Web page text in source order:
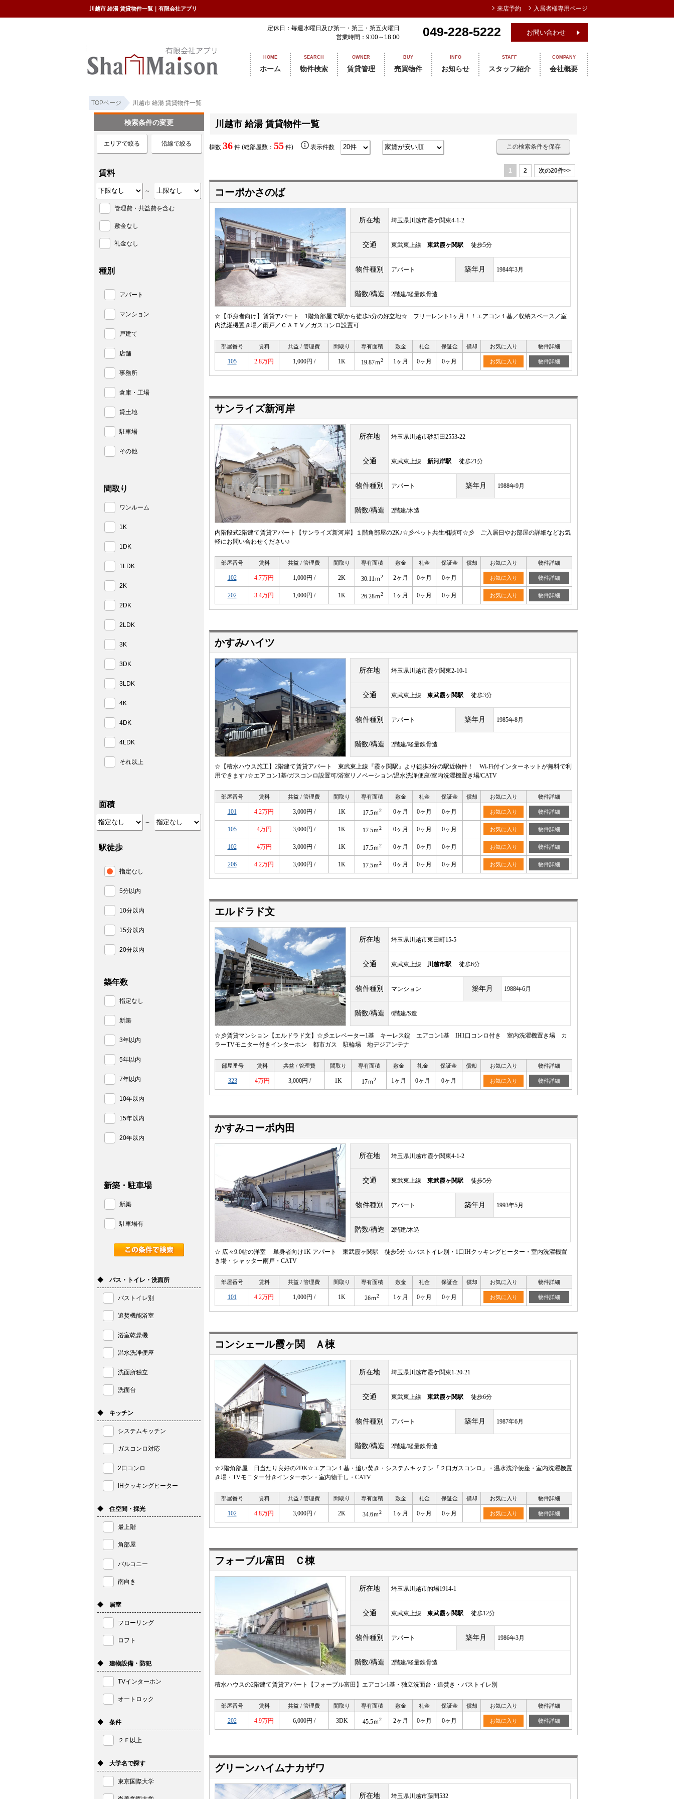
川越市 給湯 賃貸物件一覧｜有限会社アプリ
定休日：毎週水曜日及び第一・第三・第五火曜日
営業時間：9:00～18:00
049-228-5222 お問い合わせ
HOME
ホーム
SEARCH
物件検索
OWNER
賃貸管理
BUY
売買物件
INFO
お知らせ
STAFF
スタッフ紹介
COMPANY
会社概要
TOPページ 川越市 給湯 賃貸物件一覧
川越市 給湯 賃貸物件一覧
棟数 36 件 (総部屋数： 55 件) 表示件数 この検索条件を保存
1 2 次の20件>>
コーポかさのば
所在地 埼玉県川越市霞ケ関東4-1-2
交通 東武東上線 東武霞ヶ関駅 徒歩5分
物件種別 アパート 築年月 1984年3月
階数/構造 2階建/軽量鉄骨造
☆【単身者向け】賃貸アパート 1階角部屋で駅から徒歩5分の好立地☆ フリーレント1ヶ月！！エアコン１基／収納スペース／室
内洗濯機置き場／雨戸／ＣＡＴＶ／ガスコンロ設置可
部屋番号 賃料 共益 / 管理費 間取り 専有面積 敷金 礼金 保証金 償却 お気に入り 物件詳細
105 2.8万円 1,000円 / 1K 19.87ｍ2 1ヶ月 0ヶ月 0ヶ月 お気に入り 物件詳細
サンライズ新河岸
所在地 埼玉県川越市砂新田2553-22
交通 東武東上線 新河岸駅 徒歩21分
物件種別 アパート 築年月 1988年9月
階数/構造 2階建/木造
内階段式2階建て賃貸アパート【サンライズ新河岸】１階角部屋の2K♪☆彡ペット共生相談可☆彡 ご入居日やお部屋の詳細などお気
軽にお問い合わせください♪
部屋番号 賃料 共益 / 管理費 間取り 専有面積 敷金 礼金 保証金 償却 お気に入り 物件詳細
102 4.7万円 1,000円 / 2K 30.11ｍ2 2ヶ月 0ヶ月 0ヶ月 お気に入り 物件詳細
202 3.4万円 1,000円 / 1K 26.28ｍ2 1ヶ月 0ヶ月 0ヶ月 お気に入り 物件詳細
かすみハイツ
所在地 埼玉県川越市霞ケ関東2-10-1
交通 東武東上線 東武霞ヶ関駅 徒歩3分
物件種別 アパート 築年月 1985年8月
階数/構造 2階建/軽量鉄骨造
☆【積水ハウス施工】2階建て賃貸アパート 東武東上線『霞ヶ関駅』より徒歩3分の駅近物件！ Wi-Fi付インターネットが無料で利
用できます♪☆エアコン1基/ガスコンロ設置可/浴室リノベーション/温水洗浄便座/室内洗濯機置き場/CATV
部屋番号 賃料 共益 / 管理費 間取り 専有面積 敷金 礼金 保証金 償却 お気に入り 物件詳細
101 4.2万円 3,000円 / 1K 17.5ｍ2 0ヶ月 0ヶ月 0ヶ月 お気に入り 物件詳細
105 4万円 3,000円 / 1K 17.5ｍ2 0ヶ月 0ヶ月 0ヶ月 お気に入り 物件詳細
102 4万円 3,000円 / 1K 17.5ｍ2 0ヶ月 0ヶ月 0ヶ月 お気に入り 物件詳細
206 4.2万円 3,000円 / 1K 17.5ｍ2 0ヶ月 0ヶ月 0ヶ月 お気に入り 物件詳細
エルドラド文
所在地 埼玉県川越市東田町15-5
交通 東武東上線 川越市駅 徒歩6分
物件種別 マンション 築年月 1988年6月
階数/構造 6階建/S造
☆彡賃貸マンション【エルドラド文】☆彡エレベーター1基 キーレス錠 エアコン1基 IH1口コンロ付き 室内洗濯機置き場 カ
ラーTVモニター付きインターホン 都市ガス 駐輪場 地デジアンテナ
部屋番号 賃料 共益 / 管理費 間取り 専有面積 敷金 礼金 保証金 償却 お気に入り 物件詳細
323 4万円 3,000円 / 1K 17ｍ2 1ヶ月 0ヶ月 0ヶ月 お気に入り 物件詳細
かすみコーポ内田
所在地 埼玉県川越市霞ケ関東4-1-2
交通 東武東上線 東武霞ヶ関駅 徒歩5分
物件種別 アパート 築年月 1993年5月
階数/構造 2階建/木造
☆ 広々9.0帖の洋室 単身者向け1K アパート 東武霞ヶ関駅 徒歩5分 ☆バストイレ別・1口IHクッキングヒーター・室内洗濯機置
き場・シャッター雨戸・CATV
部屋番号 賃料 共益 / 管理費 間取り 専有面積 敷金 礼金 保証金 償却 お気に入り 物件詳細
101 4.2万円 1,000円 / 1K 26ｍ2 1ヶ月 0ヶ月 0ヶ月 お気に入り 物件詳細
コンシェール霞ヶ関 Ａ棟
所在地 埼玉県川越市霞ケ関東1-20-21
交通 東武東上線 東武霞ヶ関駅 徒歩6分
物件種別 アパート 築年月 1987年6月
階数/構造 2階建/軽量鉄骨造
☆2階角部屋 日当たり良好の2DK☆エアコン１基・追い焚き・システムキッチン「２口ガスコンロ」・温水洗浄便座・室内洗濯機置
き場・TVモニター付きインターホン・室内物干し・CATV
部屋番号 賃料 共益 / 管理費 間取り 専有面積 敷金 礼金 保証金 償却 お気に入り 物件詳細
102 4.8万円 3,000円 / 2K 34.6ｍ2 1ヶ月 0ヶ月 0ヶ月 お気に入り 物件詳細
フォーブル富田 Ｃ棟
所在地 埼玉県川越市的場1914-1
交通 東武東上線 東武霞ヶ関駅 徒歩12分
物件種別 アパート 築年月 1986年3月
階数/構造 2階建/軽量鉄骨造
積水ハウスの2階建て賃貸アパート【フォーブル富田】エアコン1基・独立洗面台・追焚き・バストイレ別
部屋番号 賃料 共益 / 管理費 間取り 専有面積 敷金 礼金 保証金 償却 お気に入り 物件詳細
202 4.9万円 6,000円 / 3DK 45.5ｍ2 2ヶ月 0ヶ月 0ヶ月 お気に入り 物件詳細
グリーンハイムナカザワ
所在地 埼玉県川越市藤間532
検索条件の変更
エリアで絞る 沿線で絞る
賃料
～
管理費・共益費を含む
敷金なし
礼金なし
種別
アパート
マンション
戸建て
店舗
事務所
倉庫・工場
貸土地
駐車場
その他
間取り
ワンルーム
1K
1DK
1LDK
2K
2DK
2LDK
3K
3DK
3LDK
4K
4DK
4LDK
それ以上
面積
～
駅徒歩
指定なし
5分以内
10分以内
15分以内
20分以内
築年数
指定なし
新築
3年以内
5年以内
7年以内
10年以内
15年以内
20年以内
新築・駐車場
新築
駐車場有
◆ バス・トイレ・洗面所
バストイレ別
追焚機能浴室
浴室乾燥機
温水洗浄便座
洗面所独立
洗面台
◆ キッチン
システムキッチン
ガスコンロ対応
2口コンロ
IHクッキングヒーター
◆ 住空間・採光
最上階
角部屋
バルコニー
南向き
◆ 居室
フローリング
ロフト
◆ 建物設備・防犯
TVインターホン
オートロック
◆ 条件
２Ｆ以上
◆ 大学名で探す
東京国際大学
来店予約 入居者様専用ページ